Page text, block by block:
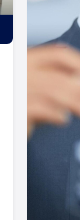
de
20.000
3.000
maior
mais
cantos